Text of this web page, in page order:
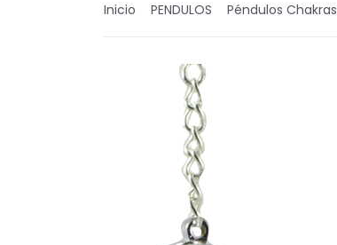
Inicio PENDULOS Péndulos Chakras